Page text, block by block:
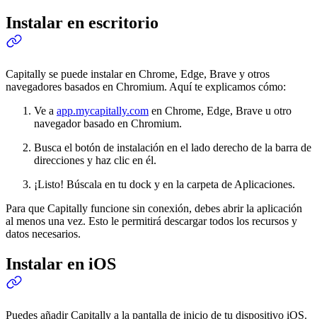
Instalar en escritorio
Capitally se puede instalar en Chrome, Edge, Brave y otros
navegadores basados en Chromium. Aquí te explicamos cómo:
Ve a app.mycapitally.com en Chrome, Edge, Brave u otro
navegador basado en Chromium.
Busca el botón de instalación en el lado derecho de la barra de
direcciones y haz clic en él.
¡Listo! Búscala en tu dock y en la carpeta de Aplicaciones.
Para que Capitally funcione sin conexión, debes abrir la aplicación
al menos una vez. Esto le permitirá descargar todos los recursos y
datos necesarios.
Instalar en iOS
Puedes añadir Capitally a la pantalla de inicio de tu dispositivo iOS.